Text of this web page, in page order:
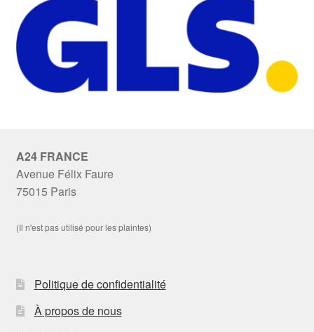
A24 FRANCE
Avenue Félix Faure
75015 Paris
(Il n'est pas utilisé pour les plaintes)
Politique de confidentialité
À propos de nous